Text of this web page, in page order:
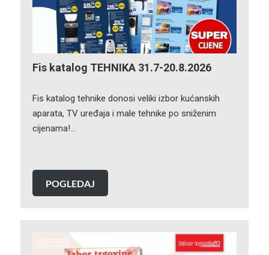
Fis katalog TEHNIKA 31.7-20.8.2026
Fis katalog tehnike donosi veliki izbor kućanskih
aparata, TV uređaja i male tehnike po sniženim
cijenama!…
POGLEDAJ